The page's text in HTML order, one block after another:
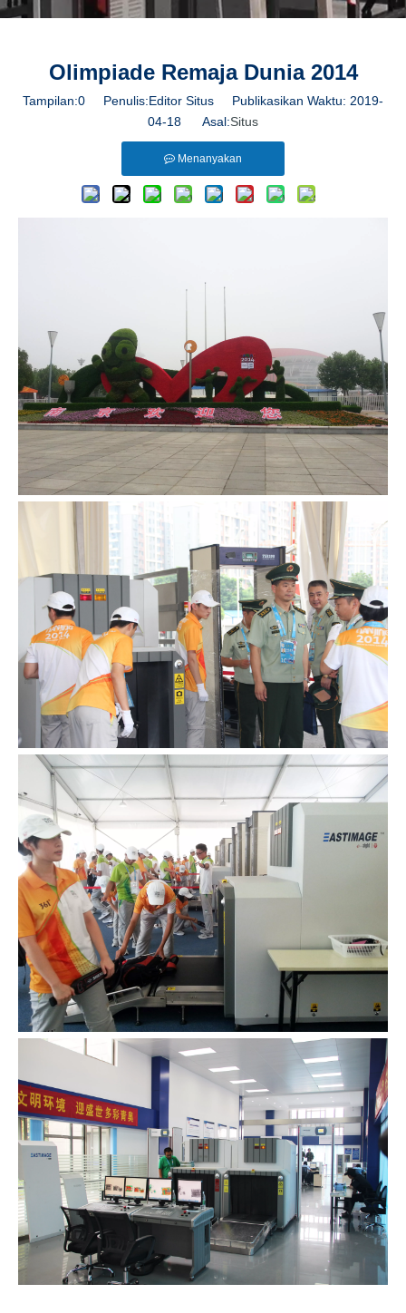
Olimpiade Remaja Dunia 2014
Tampilan:0 Penulis:Editor Situs Publikasikan Waktu: 2019-
04-18 Asal:Situs
Menanyakan